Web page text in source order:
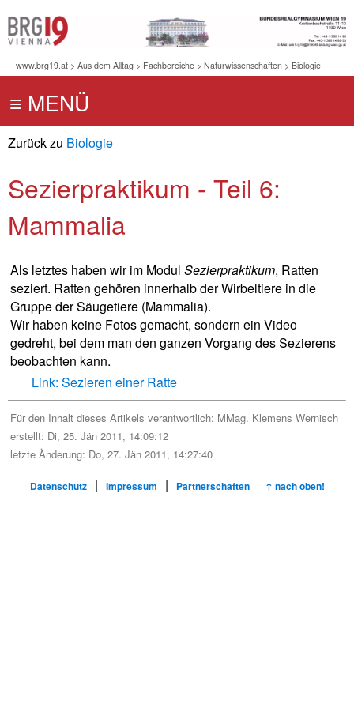
www.brg19.at > Aus dem Alltag > Fachbereiche > Naturwissenschaften > Biologie
Zurück zu Biologie
Sezierpraktikum - Teil 6:
Mammalia
Als letztes haben wir im Modul Sezierpraktikum, Ratten
seziert. Ratten gehören innerhalb der Wirbeltiere in die
Gruppe der Säugetiere (Mammalia).
Wir haben keine Fotos gemacht, sondern ein Video
gedreht, bei dem man den ganzen Vorgang des Sezierens
beobachten kann.
Link: Sezieren einer Ratte
Für den Inhalt dieses Artikels verantwortlich: MMag. Klemens Wernisch
erstellt: Di, 25. Jän 2011, 14:09:12
letzte Änderung: Do, 27. Jän 2011, 14:27:40
Datenschutz | Impressum | Partnerschaften ↑ nach oben!